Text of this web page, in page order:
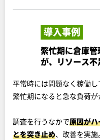
導入事例
繁忙期に倉庫
が、リソース
平常時には問題なく稼働し
繁忙期になると急な負荷が
調査を行うなかで原因が
とを突き止め、改善を実